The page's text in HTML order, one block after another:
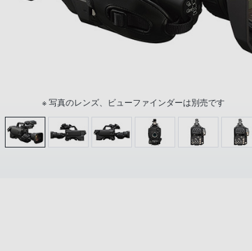
※ 写真のレンズ、ビューファインダーは別売です